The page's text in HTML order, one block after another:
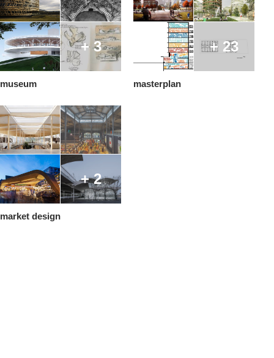
+ 3
museum
+ 23
masterplan
+ 2
market design